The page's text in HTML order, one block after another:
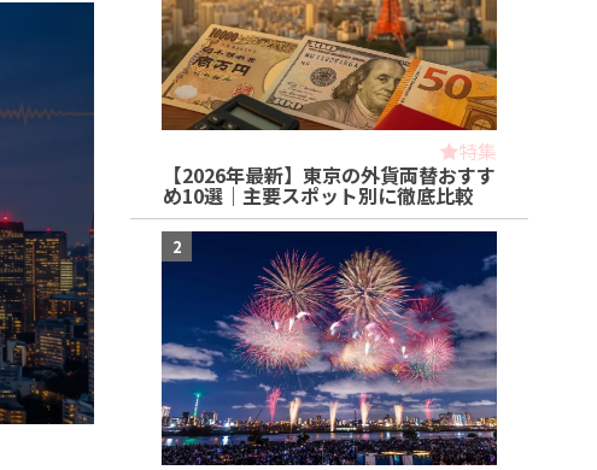
特集
【2026年最新】東京の外貨両替おすす
め10選｜主要スポット別に徹底比較
2